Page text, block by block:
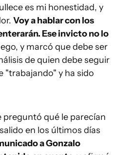
es mi honestidad, y
Voy a hablar con los
Ese invicto no lo
y marcó que debe ser
de quien debe seguir
"trabajando" y ha sido
preguntó qué le parecían
en los últimos días
a Gonzalo